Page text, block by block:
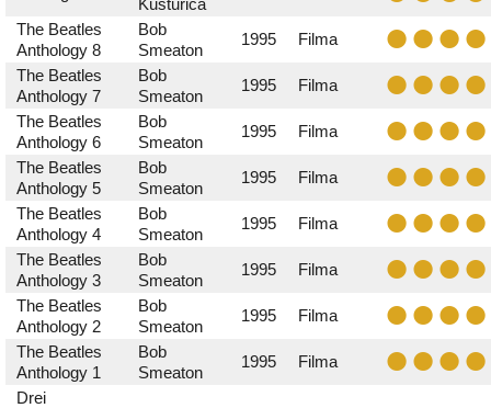
Kusturica
The Beatles
Anthology 8
Bob
Smeaton
1995
Filma
The Beatles
Anthology 7
Bob
Smeaton
1995
Filma
The Beatles
Anthology 6
Bob
Smeaton
1995
Filma
The Beatles
Anthology 5
Bob
Smeaton
1995
Filma
The Beatles
Anthology 4
Bob
Smeaton
1995
Filma
The Beatles
Anthology 3
Bob
Smeaton
1995
Filma
The Beatles
Anthology 2
Bob
Smeaton
1995
Filma
The Beatles
Anthology 1
Bob
Smeaton
1995
Filma
Drei